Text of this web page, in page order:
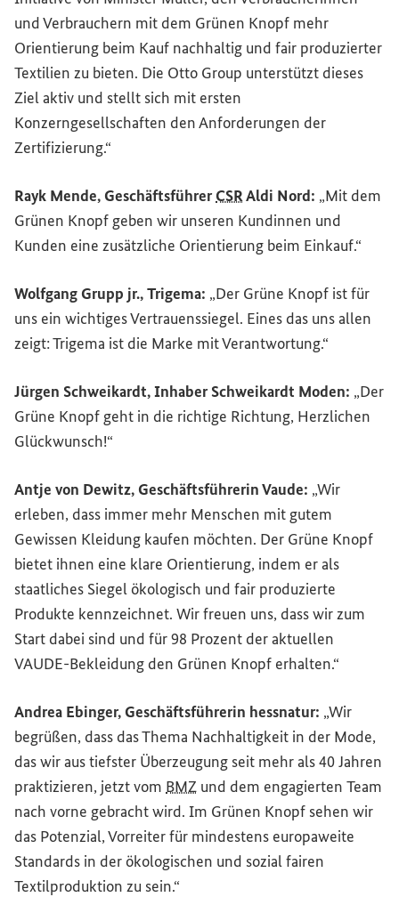
und Verbrauchern mit dem Grünen Knopf mehr
Orientierung beim Kauf nachhaltig und fair produzierter
Textilien zu bieten. Die Otto Group unterstützt dieses
Ziel aktiv und stellt sich mit ersten
Konzerngesellschaften den Anforderungen der
Zertifizierung.“
Rayk Mende, GeschäftsführerCSRAldi Nord: „Mit dem
Grünen Knopf geben wir unseren Kundinnen und
Kunden eine zusätzliche Orientierung beim Einkauf.“
Wolfgang Grupp jr., Trigema: „Der Grüne Knopf ist für
uns ein wichtiges Vertrauenssiegel. Eines das uns allen
zeigt: Trigema ist die Marke mit Verantwortung.“
Jürgen Schweikardt, Inhaber Schweikardt Moden: „Der
Grüne Knopf geht in die richtige Richtung, Herzlichen
Glückwunsch!“
Antje von Dewitz, Geschäftsführerin Vaude: „Wir
erleben, dass immer mehr Menschen mit gutem
Gewissen Kleidung kaufen möchten. Der Grüne Knopf
bietet ihnen eine klare Orientierung, indem er als
staatliches Siegel ökologisch und fair produzierte
Produkte kennzeichnet. Wir freuen uns, dass wir zum
Start dabei sind und für 98 Prozent der aktuellen
VAUDE-Bekleidung den Grünen Knopf erhalten.“
Andrea Ebinger, Geschäftsführerin hessnatur: „Wir
begrüßen, dass das Thema Nachhaltigkeit in der Mode,
das wir aus tiefster Überzeugung seit mehr als 40 Jahren
praktizieren, jetzt vom BMZ und dem engagierten Team
nach vorne gebracht wird. Im Grünen Knopf sehen wir
das Potenzial, Vorreiter für mindestens europaweite
Standards in der ökologischen und sozial fairen
Textilproduktion zu sein.“